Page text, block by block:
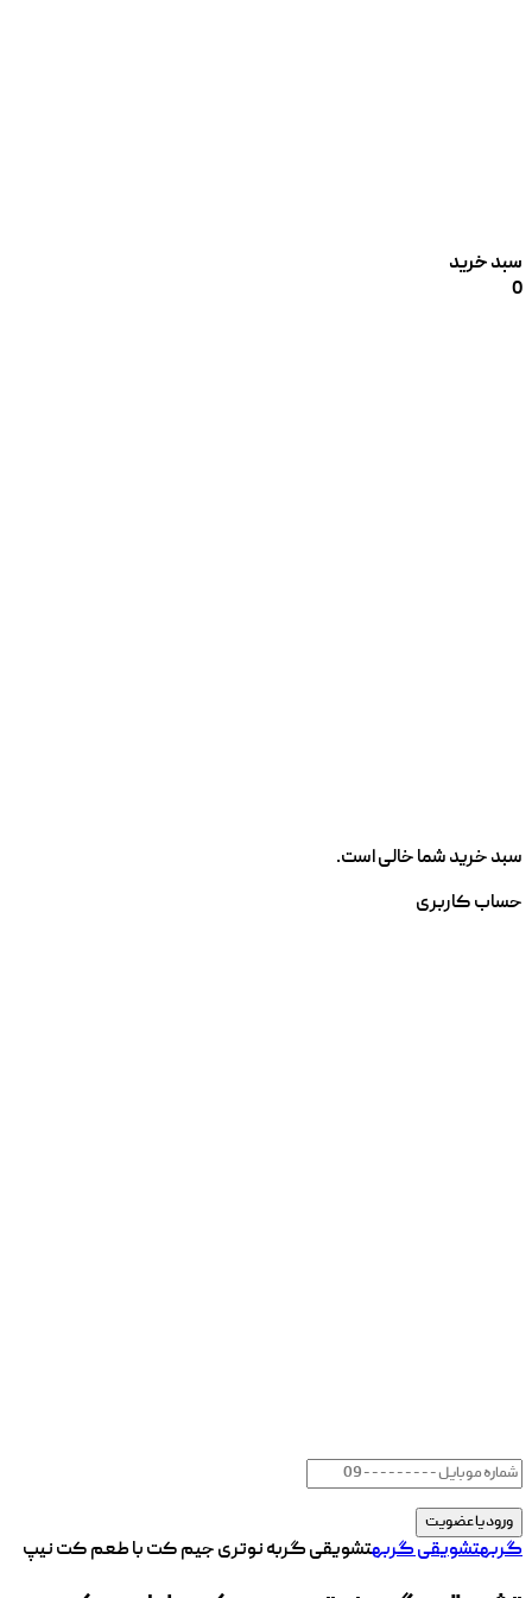
سبد خرید
0
سبد خرید شما خالی است.
حساب کاربری
گربهتشویقی گربهتشویقی گربه نوتری جیم کت با طعم کت نیپ